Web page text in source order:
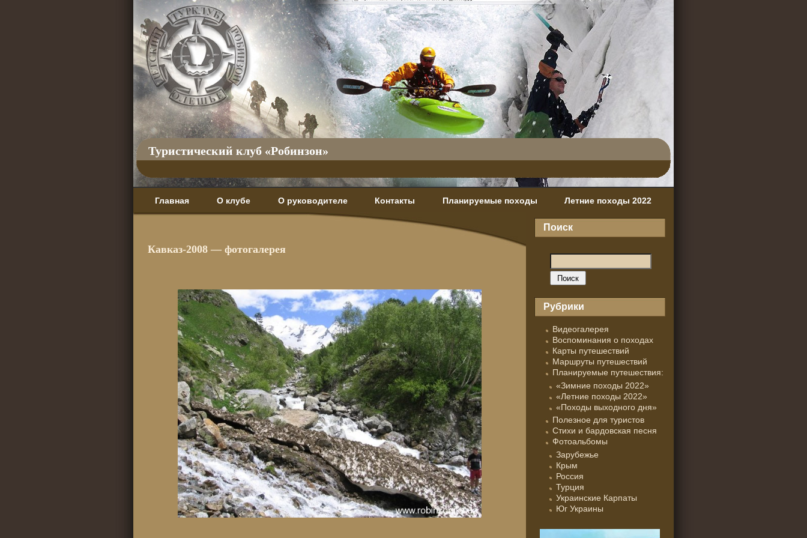
Туристический клуб «Робинзон»
Главная О клубе О руководителе Контакты Планируемые походы Летние походы 2022
Кавказ-2008 — фотогалерея
Поиск
Рубрики
Видеогалерея
Воспоминания о походах
Карты путешествий
Маршруты путешествий
Планируемые путешествия:
«Зимние походы 2022»
«Летние походы 2022»
«Походы выходного дня»
Полезное для туристов
Стихи и бардовская песня
Фотоальбомы
Зарубежье
Крым
Россия
Турция
Украинские Карпаты
Юг Украины